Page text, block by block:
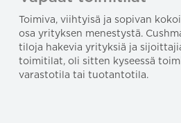
Toimiva, viihtyisä ja sopivan
osa yrityksen menestystä.
tiloja hakevia yrityksiä ja
toimitilat, oli sitten kyseessä
varastotila tai tuotantotila.